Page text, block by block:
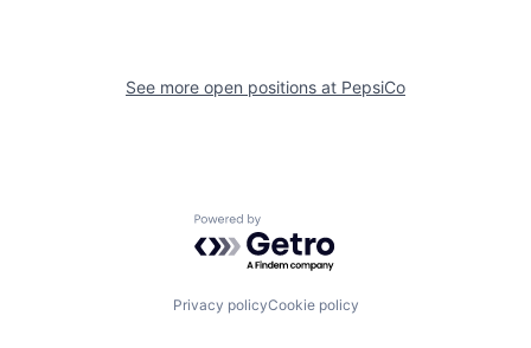
See more open positions at PepsiCo
Powered by Getro.com
Privacy policyCookie policy